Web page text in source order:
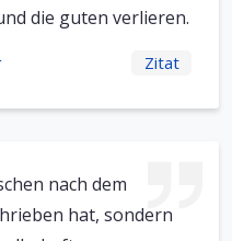
die guten verlieren.
Zitat
nach dem
hat, sondern